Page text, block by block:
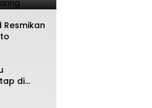
di